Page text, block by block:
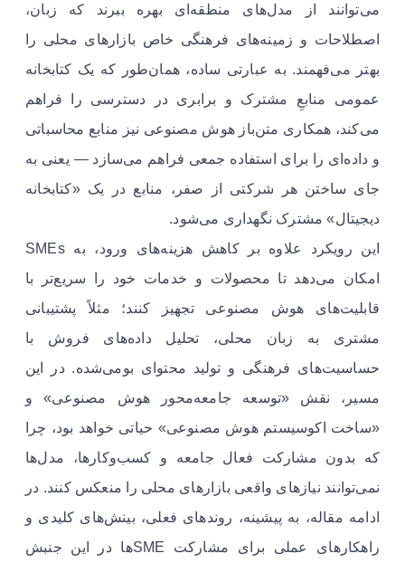
می‌توانند از مدل‌های منطقه‌ای بهره ببرند که زبان،
اصطلاحات و زمینه‌های فرهنگی خاص بازارهای محلی را
بهتر می‌فهمند. به عبارتی ساده، همان‌طور که یک کتابخانه
عمومی منابعِ مشترک و برابری در دسترسی را فراهم
می‌کند، همکاری متن‌باز هوش مصنوعی نیز منابع محاسباتی
و داده‌ای را برای استفاده جمعی فراهم می‌سازد — یعنی به
جای ساختن هر شرکتی از صفر، منابع در یک «کتابخانه
دیجیتال» مشترک نگهداری می‌شود.
این رویکرد علاوه بر کاهش هزینه‌های ورود، به SMEs
امکان می‌دهد تا محصولات و خدمات خود را سریع‌تر با
قابلیت‌های هوش مصنوعی تجهیز کنند؛ مثلاً پشتیبانی
مشتری به زبان محلی، تحلیل داده‌های فروش با
حساسیت‌های فرهنگی و تولید محتوای بومی‌شده. در این
مسیر، نقش «توسعه جامعه‌محور هوش مصنوعی» و
«ساخت اکوسیستم هوش مصنوعی» حیاتی خواهد بود، چرا
که بدون مشارکت فعال جامعه و کسب‌وکارها، مدل‌ها
نمی‌توانند نیازهای واقعی بازارهای محلی را منعکس کنند. در
ادامه مقاله، به پیشینه، روندهای فعلی، بینش‌های کلیدی و
راهکارهای عملی برای مشارکت SMEها در این جنبش